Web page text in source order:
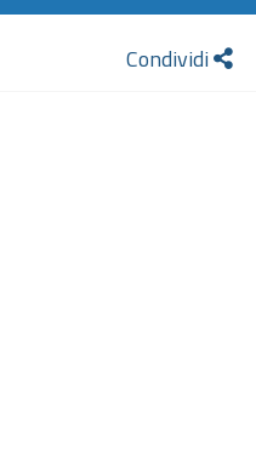
Condividi